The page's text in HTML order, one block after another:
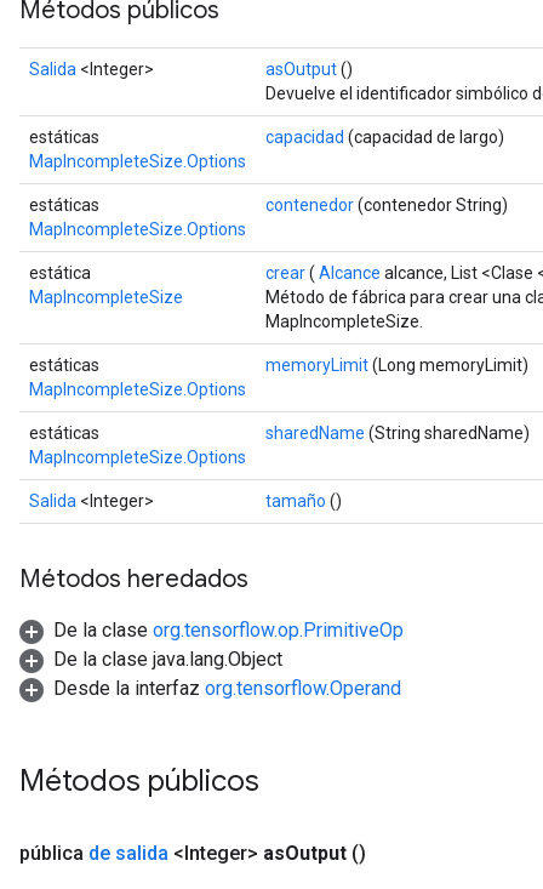
Métodos públicos
Salida <Integer> asOutput()
Devuelve el identificador simbólico
estáticas
MapIncompleteSize.Options
capacidad (capacidad de largo)
estáticas
MapIncompleteSize.Options
contenedor(contenedor String)
estática
MapIncompleteSize
crear( Alcance alcance, List <Clase
Método de fábrica para crear una
MapIncompleteSize.
estáticas
MapIncompleteSize.Options
memoryLimit(Long memoryLimit)
estáticas
MapIncompleteSize.Options
sharedName (String sharedName)
Salida <Integer> tamaño ()
Métodos heredados
De la clase org.tensorflow.op.PrimitiveOp
De la clase java.lang.Object
Desde la interfaz org.tensorflow.Operand
Métodos públicos
pública de salida <Integer> asOutput ()